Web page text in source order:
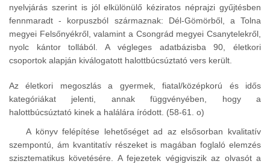
nyelvjárás szerint is jól elkülönülő kéziratos néprajzi gyűjtésben
fennmaradt - korpuszból származnak: Dél-Gömörből, a Tolna
megyei Felsőnyékről, valamint a Csongrád megyei Csanytelekről,
nyolc kántor tollából. A végleges adatbázisba 90, életkori
csoportok alapján kiválogatott halottbúcsúztató vers került.
Az életkori megoszlás a gyermek, fiatal/középkorú és idős
kategóriákat jelenti, annak függvényében, hogy a
halottbúcsúztató kinek a halálára íródott. (58-61. o)
A könyv felépítése lehetőséget ad az elsősorban kvalitatív
szempontú, ám kvantitatív részeket is magában foglaló elemzés
szisztematikus követésére. A fejezetek végigviszik az olvasót a